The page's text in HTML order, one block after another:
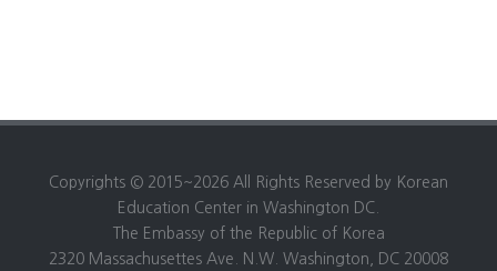
Copyrights © 2015~2026 All Rights Reserved by Korean
Education Center in Washington DC.
The Embassy of the Republic of Korea
2320 Massachusettes Ave. N.W. Washington, DC 20008